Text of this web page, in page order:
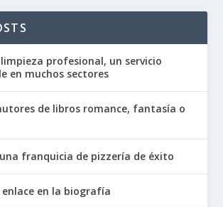
limpieza profesional, un servicio
en muchos sectores
de libros romance, fantasía o
franquicia de pizzería de éxito
enlace en la biografía